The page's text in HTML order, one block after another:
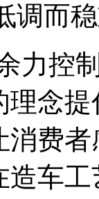
调而
力控
念
费
车